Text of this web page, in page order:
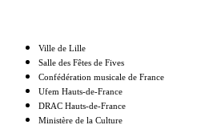
Ville de Lille
Salle des Fêtes de Fives
Confédération musicale de France
Ufem Hauts-de-France
DRAC Hauts-de-France
Ministère de la Culture